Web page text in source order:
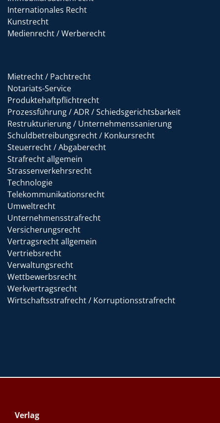
Internationales Recht
Kunstrecht
Medienrecht / Werberecht
Mietrecht / Pachtrecht
Notariats-Service
Produktehaftpflichtrecht
Prozessführung / ADR / Schiedsgerichtsbarkeit
Restrukturierung / Unternehmenssanierung
Schuldbetreibungsrecht / Konkursrecht
Steuerrecht / Abgaberecht
Strafrecht allgemein
Strassenverkehrsrecht
Technologie
Telekommunikationsrecht
Umweltrecht
Unternehmensstrafrecht
Versicherungsrecht
Vertragsrecht allgemein
Vertriebsrecht
Verwaltungsrecht
Wettbewerbsrecht
Werkvertragsrecht
Wirtschaftsstrafrecht / Korruptionsstrafrecht
Verlag